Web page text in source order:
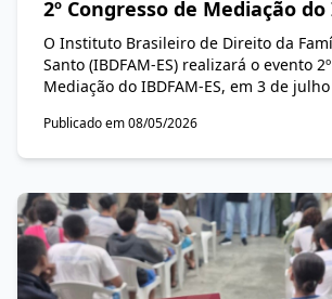
2º Congresso de Mediação do
O Instituto Brasileiro de Direito da
Santo (IBDFAM-ES) realizará o evento
Mediação do IBDFAM-ES, em 3 de
Espírito Santo (Findes).
Publicado em 08/05/2026